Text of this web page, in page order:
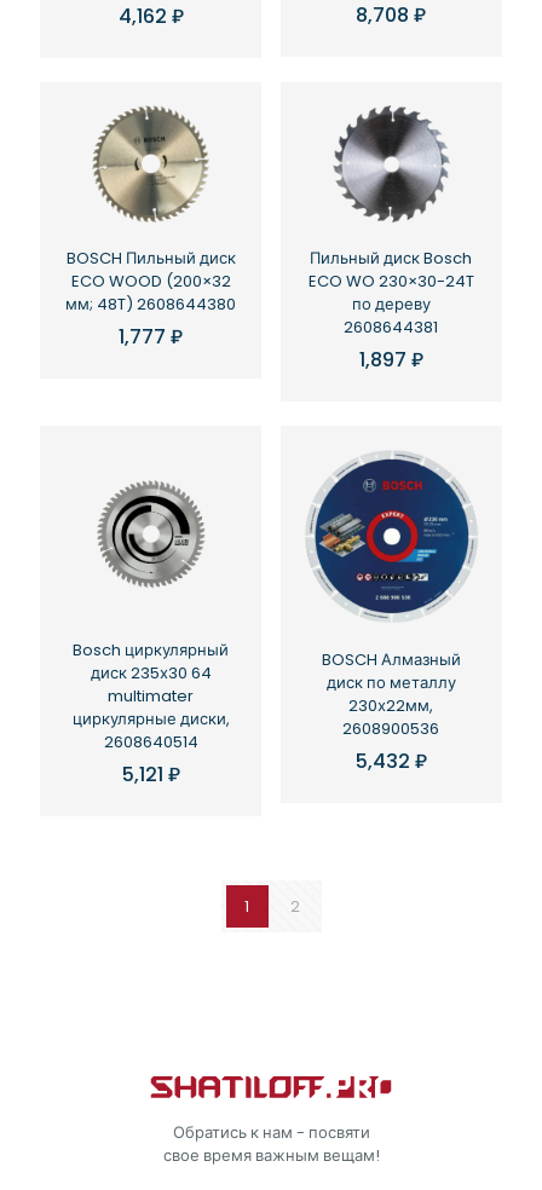
4,162 ₽ 8,708₽
BOSCH Пильный диск
ECO WOOD (200×32
мм; 48T) 2608644380
1,777₽
Пильный диск Bosch
ECO WO 230×30-24T
по дереву
2608644381
1,897 ₽
Bosch циркулярный
диск 235х30 64
multimater
циркулярные диски,
2608640514
5,121 ₽
BOSCH Алмазный
диск по металлу
230х22мм,
2608900536
5,432 ₽
1 2
Обратись к нам - посвяти
свое время важным вещам!